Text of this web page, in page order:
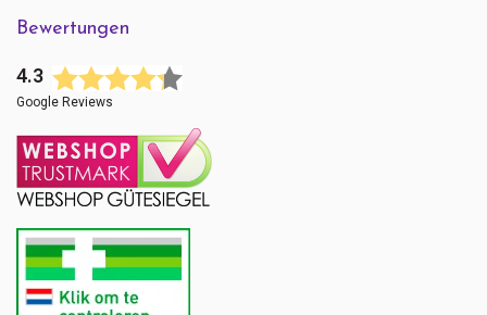
Bewertungen
4.3
Google Reviews